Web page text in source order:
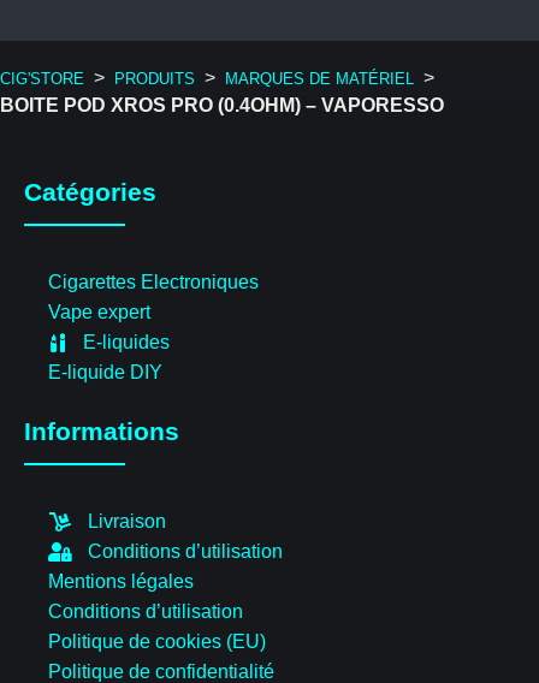
CIG'STORE > PRODUITS > MARQUES DE MATÉRIEL >
BOITE POD XROS PRO (0.4OHM) – VAPORESSO
Catégories
Cigarettes Electroniques
Vape expert
E-liquides
E-liquide DIY
Informations
Livraison
Conditions d’utilisation
Mentions légales
Conditions d’utilisation
Politique de cookies (EU)
Politique de confidentialité